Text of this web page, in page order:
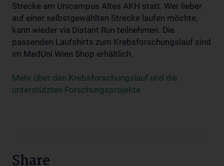
Strecke am Unicampus Altes AKH statt. Wer lieber
auf einer selbstgewählten Strecke laufen möchte,
kann wieder via Distant Run teilnehmen. Die
passenden Laufshirts zum Krebsforschungslauf sind
im MedUni Wien Shop erhältlich.
Mehr über den Krebsforschungslauf und die
unterstützten Forschungsprojekte.
Share